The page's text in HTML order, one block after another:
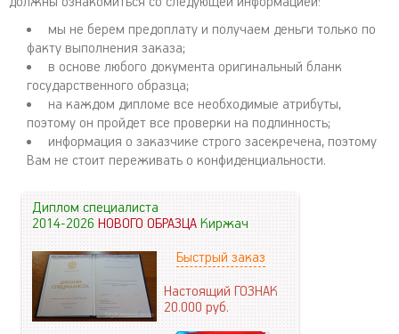
мы не берем предоплату и получаем деньги только по
факту выполнения заказа;
в основе любого документа оригинальный бланк
государственного образца;
на каждом дипломе все необходимые атрибуты,
поэтому он пройдет все проверки на подлинность;
информация о заказчике строго засекречена, поэтому
Вам не стоит переживать о конфиденциальности.
Диплом специалиста
2014-2026НОВОГО ОБРАЗЦАКиржач
Быстрый заказ
Настоящий ГОЗНАК
20.000руб.